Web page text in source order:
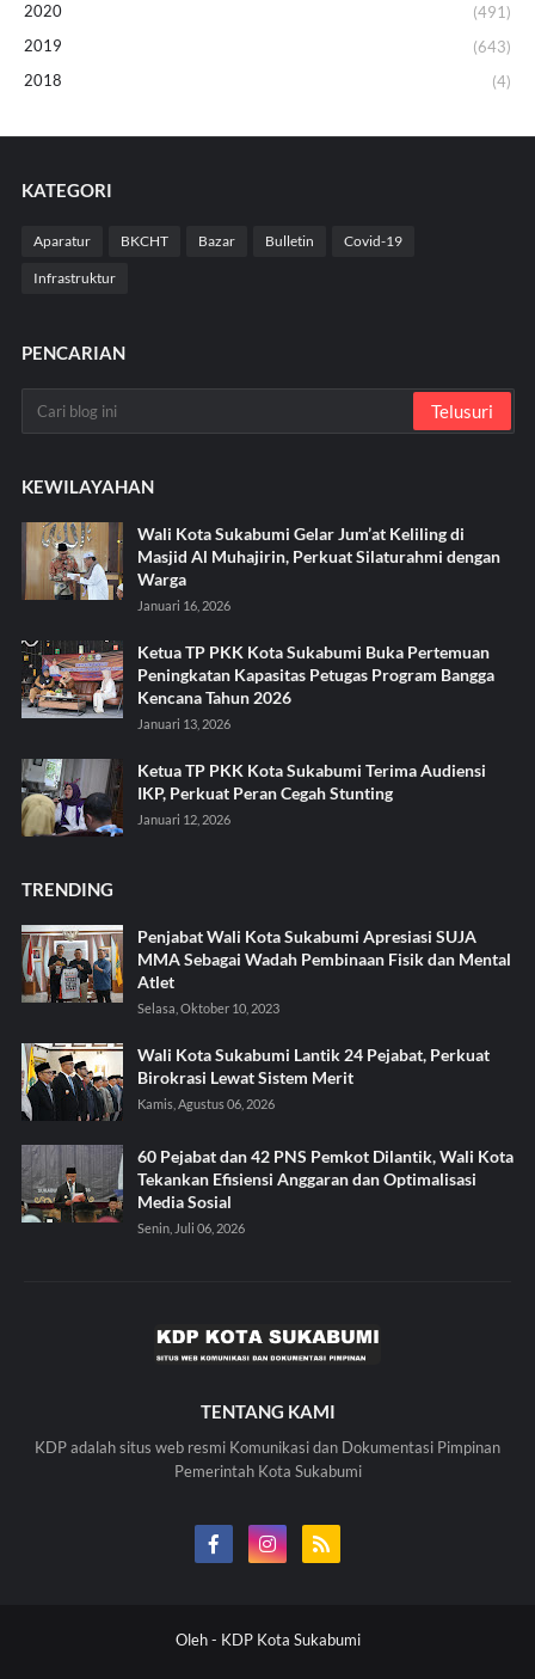
2020
(491)
2019
(643)
2018
(4)
KATEGORI
Aparatur BKCHT Bazar Bulletin Covid-19
Infrastruktur
PENCARIAN
KEWILAYAHAN
Wali Kota Sukabumi Gelar Jum’at Keliling di
Masjid Al Muhajirin, Perkuat Silaturahmi dengan
Warga
Januari 16, 2026
Ketua TP PKK Kota Sukabumi Buka Pertemuan
Peningkatan Kapasitas Petugas Program Bangga
Kencana Tahun 2026
Januari 13, 2026
Ketua TP PKK Kota Sukabumi Terima Audiensi
IKP, Perkuat Peran Cegah Stunting
Januari 12, 2026
TRENDING
Penjabat Wali Kota Sukabumi Apresiasi SUJA
MMA Sebagai Wadah Pembinaan Fisik dan Mental
Atlet
Selasa, Oktober 10, 2023
Wali Kota Sukabumi Lantik 24 Pejabat, Perkuat
Birokrasi Lewat Sistem Merit
Kamis, Agustus 06, 2026
60 Pejabat dan 42 PNS Pemkot Dilantik, Wali Kota
Tekankan Efisiensi Anggaran dan Optimalisasi
Media Sosial
Senin, Juli 06, 2026
TENTANG KAMI
KDP adalah situs web resmi Komunikasi dan Dokumentasi Pimpinan
Pemerintah Kota Sukabumi
Oleh - KDP Kota Sukabumi